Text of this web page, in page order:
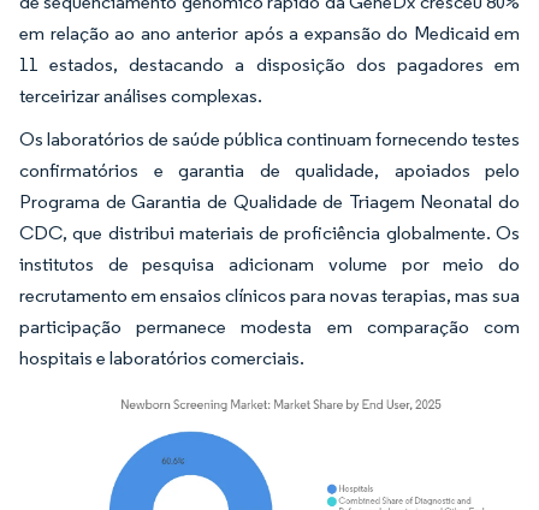
em relação ao ano anterior após a expansão do Medicaid em
11 estados, destacando a disposição dos pagadores em
terceirizar análises complexas.
Os laboratórios de saúde pública continuam fornecendo testes
confirmatórios e garantia de qualidade, apoiados pelo
Programa de Garantia de Qualidade de Triagem Neonatal do
CDC, que distribui materiais de proficiência globalmente. Os
institutos de pesquisa adicionam volume por meio do
recrutamento em ensaios clínicos para novas terapias, mas sua
participação permanece modesta em comparação com
hospitais e laboratórios comerciais.